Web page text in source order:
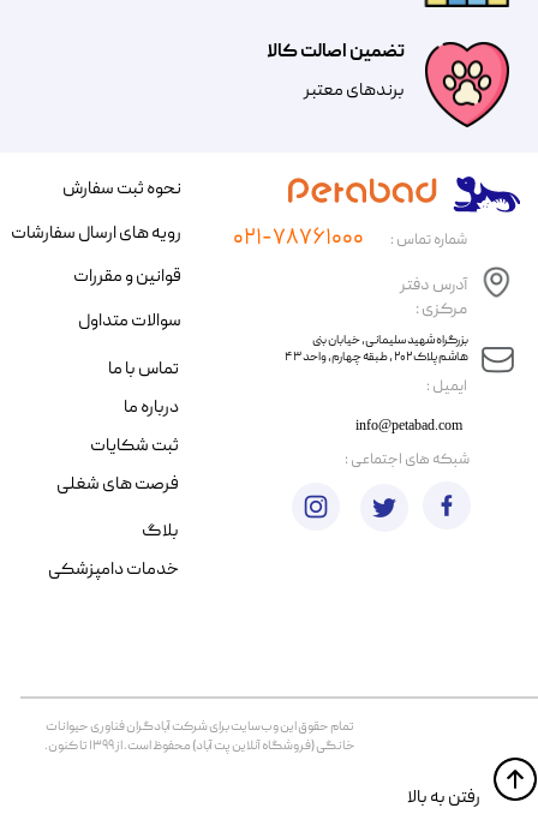
تضمین اصالت کالا
​​برندهای معتبر​​​​​​​
​ایمیل :
آدرس دفتر
مرکزی :
info@petabad.com
​​بزرگراه شهید سلیمانی، خیابان بنی
هاشم پلاک ۲۰۲ ، طبقه چهارم، واحد ۴۳
شماره تماس : ۰۲۱-۷۸۷۶۱۰۰۰
تمام حقوق اين وب‌سايت برای شرکت آبادگران فناوری حیوانات
خانگی (فروشگاه آنلاین پت آباد) محفوظ است. از ۱۳۹۹ تا کنون.
​​رفتن به بالا
نحوه ثبت سفارش
رویه های ارسال سفارشات
قوانین و مقررات
سوالات متداول
تماس با ما
درباره ما
ثبت شکایات
فرصت های شغلی
​شبکه های اجتماعی :
بلاگ
خدمات دامپزشکی